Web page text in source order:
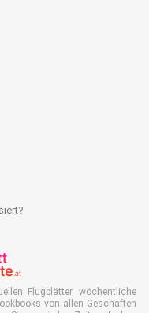
Flugblätter, wöchentliche
von allen Geschäften